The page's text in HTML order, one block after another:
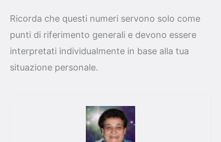
Ricorda che questi numeri servono solo come
punti di riferimento generali e devono essere
interpretati individualmente in base alla tua
situazione personale.